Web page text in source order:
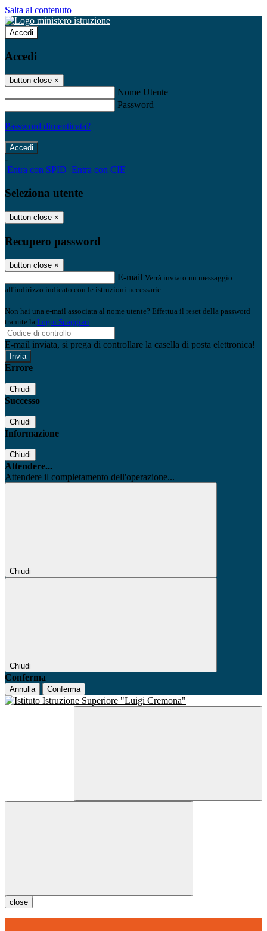
Salta al contenuto
Accedi
Accedi
button close ×
Nome Utente
Password
Password dimenticata?
-
Entra con SPID Entra con CIE
Seleziona utente
button close ×
Recupero password
button close ×
E-mail Verrà inviato un messaggio
all'indirizzo indicato con le istruzioni necessarie.
Non hai una e-mail associata al nome utente? Effettua il reset della password
tramite la Login Spaggiari
E-mail inviata, si prega di controllare la casella di posta elettronica!
Errore
Chiudi
Successo
Chiudi
Informazione
Chiudi
Attendere...
Attendere il completamento dell'operazione...
Chiudi
Chiudi
Conferma
Annulla Conferma
close